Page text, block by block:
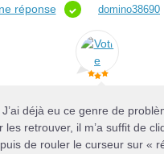
réponse
domino38690
J’ai déjà eu ce genre de
les retrouver, il m’a suffit de
de rouler le curseur sur «